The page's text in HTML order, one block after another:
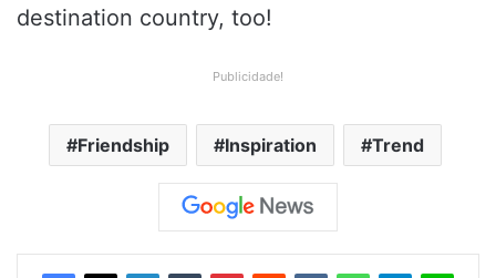
destination country, too!
Publicidade!
Friendship Inspiration Trend